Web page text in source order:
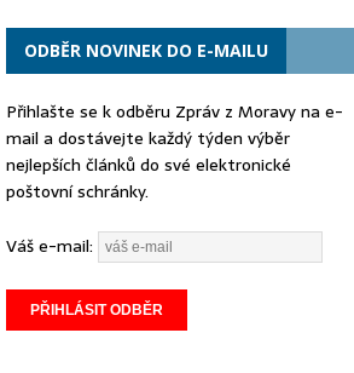
ODBĚR NOVINEK DO E-MAILU
Přihlašte se k odběru Zpráv z Moravy na e-
mail a dostávejte každý týden výběr
nejlepších článků do své elektronické
poštovní schránky.
Váš e-mail: